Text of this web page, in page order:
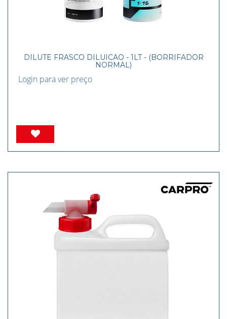
DILUTE FRASCO DILUICAO - 1LT - (BORRIFADOR
NORMAL)
Login para ver preço